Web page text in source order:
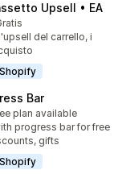
Upsell • EA
totali
del carrello, i
Bar
totali
plan available
progress bar for free
gifts